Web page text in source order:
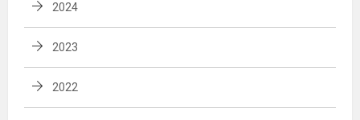
2024
2023
2022